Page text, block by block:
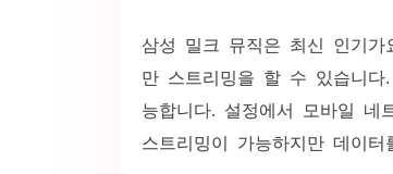
삼성 밀크 뮤직은 최신 인기
만 스트리밍을 할 수 있습니
능합니다. 설정에서 모바일 네
스트리밍이 가능하지만 데이터